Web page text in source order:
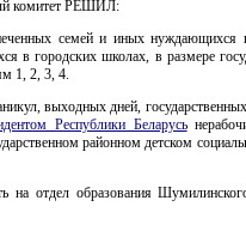
комитет РЕШИЛ:
семей и иных нуждающихся
в городских школах, в размере
1, 2, 3, 4.
выходных дней,
Республики Беларусь
районном детском
на отдел образования